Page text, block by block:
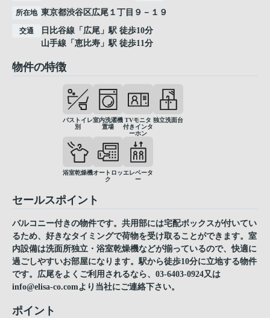
所在地 東京都渋谷区広尾 １丁目９－１９
交通 日比谷線 「 広尾 」駅 徒歩10分
山手線 「 恵比寿 」駅 徒歩11分
物件の特徴
バストイレ
別
室内洗濯機
置場
TVモニタ
付きインタ
ーホン
独立洗面台
浴室乾燥機オートロッ
ク
エレベータ
ー
セールスポイント
バルコニー付きの物件です。共用部には宅配ボックスが付いてい
るため、好きなタイミングで荷物を受け取ることができます。室
内設備は洗面所独立・浴室乾燥機などが揃っているので、快適に
過ごしやすいお部屋になります。駅から徒歩10分に立地する物件
です。広尾をよくご利用されるなら、03-6403-0924又は
info@elisa-co.comより当社にご連絡下さい。
ポイント